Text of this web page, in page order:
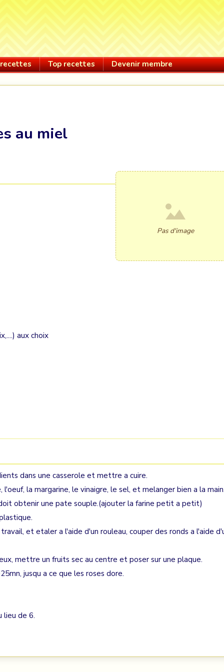
Top recettes Devenir membre
au miel
Pas d'image
aux choix
dans une casserole et mettre a cuire.
la margarine, le vinaigre, le sel, et melanger bien a la
obtenir une pate souple.(ajouter la farine petit a petit)
et etaler a l'aide d'un rouleau, couper des ronds a l'aide
mettre un fruits sec au centre et poser sur une plaque.
jusqu a ce que les roses dore.
lieu de 6.